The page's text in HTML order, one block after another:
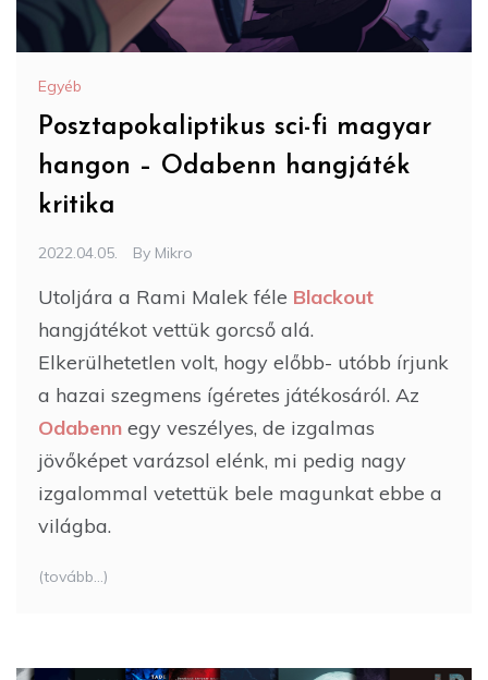
Egyéb
Posztapokaliptikus sci-fi magyar
hangon – Odabenn hangjáték
kritika
2022.04.05. By Mikro
Utoljára a Rami Malek féle Blackout
hangjátékot vettük gorcső alá.
Elkerülhetetlen volt, hogy előbb- utóbb írjunk
a hazai szegmens ígéretes játékosáról. Az
Odabenn egy veszélyes, de izgalmas
jövőképet varázsol elénk, mi pedig nagy
izgalommal vetettük bele magunkat ebbe a
világba.
(tovább…)